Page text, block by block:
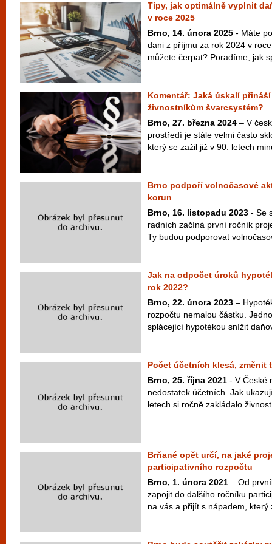
Tipy, jak optimálně vyplnit
v roce 2025
Brno, 14. února 2025 - Máte
dani z příjmu za rok 2024 v
můžete čerpat? Poradíme, jak
Komentář: Jaká úskalí
živnostníkům švarcsystém?
Brno, 27. března 2024 – V
prostředí je stále velmi často
který se zažil již v 90. letech
Brno podpoří volnočasové
korun
Brno, 16. listopadu 2023 - Se
radních začíná první ročník
Ty budou podporovat
Jak na odpočet úroků
rok 2022?
Brno, 22. února 2023 –
rozpočtu nemalou částku.
splácející hypotékou snížit
Počet účetních klesá, změnit
Brno, 25. října 2021 - V České
nedostatek účetních. Jak
letech si ročně zakládalo
Brňané opět určí, na jaké
participativního rozpočtu
Brno, 1. února 2021 – Od
zapojit do dalšího ročníku
na vás a přijít s nápadem, který